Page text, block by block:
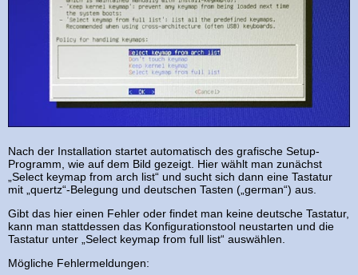
Nach der Installation startet automatisch des grafische Setup-
Programm, wie auf dem Bild gezeigt. Hier wählt man zunächst
„Select keymap from arch list“ und sucht sich dann eine Tastatur
mit „quertz“-Belegung und deutschen Tasten („german“) aus.
Gibt das hier einen Fehler oder findet man keine deutsche Tastatur,
kann man stattdessen das Konfigurationstool neustarten und die
Tastatur unter „Select keymap from full list“ auswählen.
Mögliche Fehlermeldungen: